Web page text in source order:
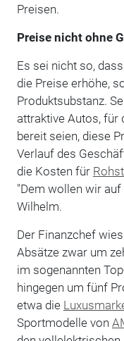
Preisen.
Preise nicht ohne
Es sei nicht so,
die Preise erhöhe,
Produktsubstanz.
attraktive Autos, für
bereit seien, diese
Verlauf des
die Kosten für
"Dem wollen wir auf
Wilhelm.
Der Finanzchef
Absätze zwar um
im sogenannten
hingegen um fünf
etwa die
Sportmodelle von